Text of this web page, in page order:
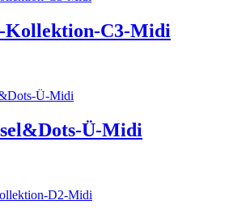
Kollektion-C3-Midi
Ü-Midi